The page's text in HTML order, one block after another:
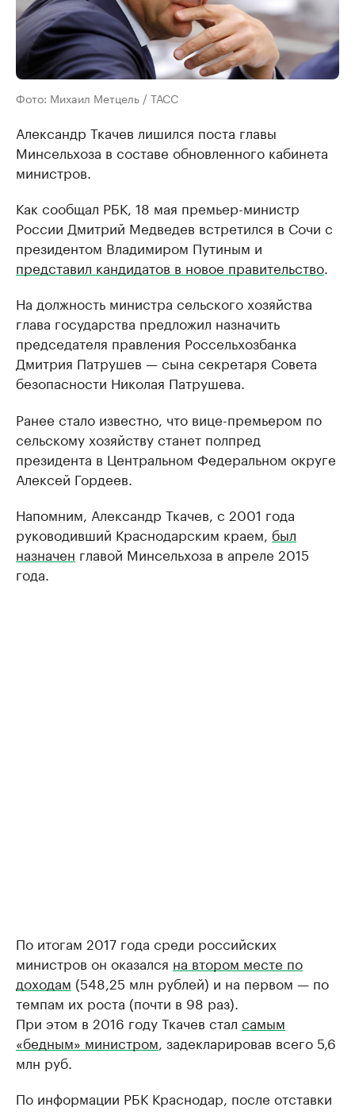
Фото: Михаил Метцель / ТАСС
Александр Ткачев лишился поста главы
Минсельхоза в составе обновленного кабинета
министров.
Как сообщал РБК, 18 мая премьер-министр
России Дмитрий Медведев встретился в Сочи с
президентом Владимиром Путиным и
представил кандидатов в новое правительство.
На должность министра сельского хозяйства
глава государства предложил назначить
председателя правления Россельхозбанка
Дмитрия Патрушев — сына секретаря Совета
безопасности Николая Патрушева.
Ранее стало известно, что вице-премьером по
сельскому хозяйству станет полпред
президента в Центральном Федеральном округе
Алексей Гордеев.
Напомним, Александр Ткачев, с 2001 года
руководивший Краснодарским краем, был
назначен главой Минсельхоза в апреле 2015
года.
По итогам 2017 года среди российских
министров он оказался на втором месте по
доходам (548,25 млн рублей) и на первом — по
темпам их роста (почти в 98 раз).
При этом в 2016 году Ткачев стал самым
«бедным» министром, задекларировав всего 5,6
млн руб.
По информации РБК Краснодар, после отставки